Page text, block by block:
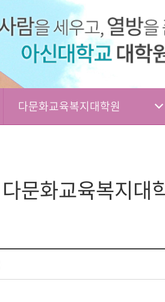
모집요강
일반대학원
신학대학원
선교대학원
교육대학원
상담대학원
다문화교육복지대학원
신학대학원
성경강해학(Th.M.)
목회학석사
문학석사
학칙 및 규정
장학안내
논문심사일정
묻고답하기
다문화교육복지대학원
다문화교육복지대